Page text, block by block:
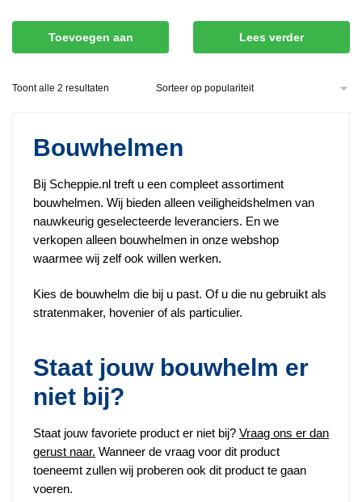
Toevoegen aan Lees verder
Toont alle 2 resultaten Gesorteerd
Bouwhelmen
Bij Scheppie.nl treft u een compleet assortiment
bouwhelmen. Wij bieden alleen veiligheidshelmen van
nauwkeurig geselecteerde leveranciers. En we
verkopen alleen bouwhelmen in onze webshop
waarmee wij zelf ook willen werken.
Kies de bouwhelm die bij u past. Of u die nu gebruikt als
stratenmaker, hovenier of als particulier.
Staat jouw bouwhelm er
niet bij?
Staat jouw favoriete product er niet bij? Vraag ons er dan
gerust naar. Wanneer de vraag voor dit product
toeneemt zullen wij proberen ook dit product te gaan
voeren.